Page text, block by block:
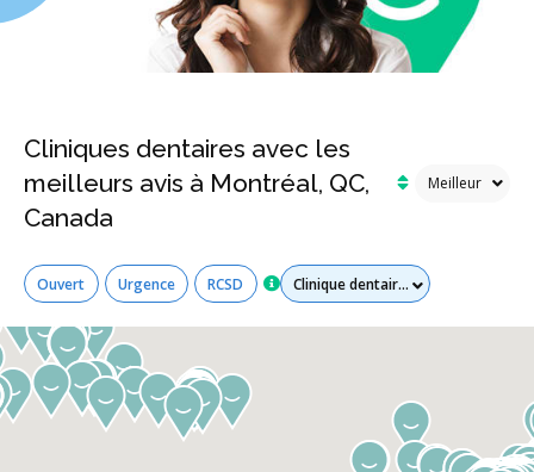
Cliniques dentaires avec les
meilleurs avis à Montréal, QC,
Canada
Ouvert Urgence RCSD Tous les services